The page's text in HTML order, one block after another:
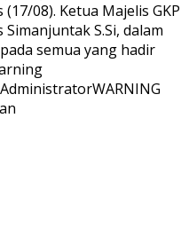
08). Ketua Majelis GKP
S.Si, dalam
semua yang hadir
AdministratorWARNING